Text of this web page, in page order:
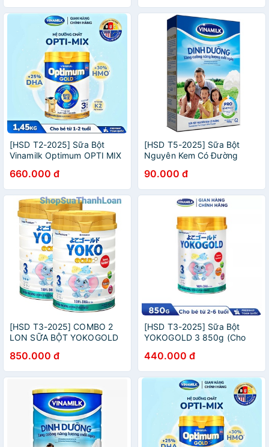
[HSD T2-2025] Sữa Bột
Vinamilk Optimum OPTI MIX
660.000 đ
[HSD T5-2025] Sữa Bột
Nguyên Kem Có Đường
Giấy 400g.
90.000 đ
[HSD T3-2025] COMBO 2
LON SỮA BỘT YOKOGOLD
TUỔI).
850.000 đ
[HSD T3-2025] Sữa Bột
YOKOGOLD 3 850g (Cho
440.000 đ